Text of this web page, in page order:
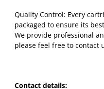
Quality Control: Every
packaged to ensure its
We provide professional
please feel free to contact
Contact details: